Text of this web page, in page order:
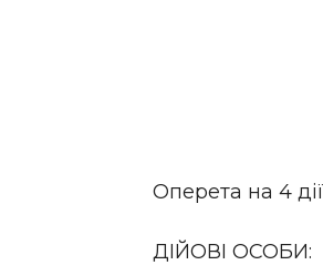
Оперета на 4 дії
ДІЙОВІ ОСОБИ: